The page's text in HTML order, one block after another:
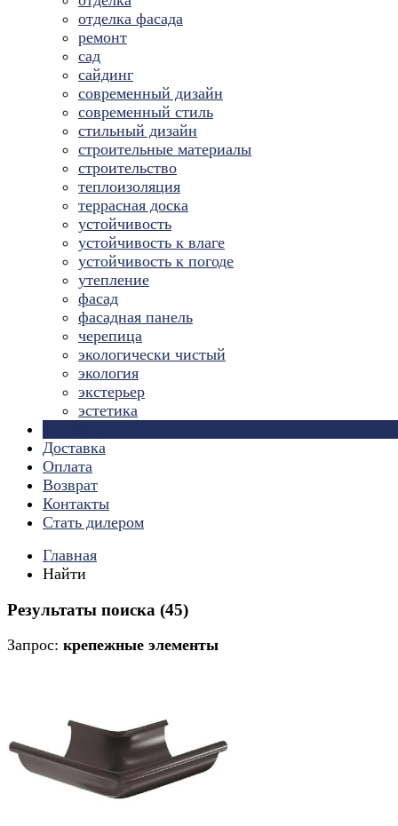
отделка фасада
ремонт
сад
сайдинг
современный дизайн
современный стиль
стильный дизайн
строительные материалы
строительство
теплоизоляция
террасная доска
устойчивость
устойчивость к влаге
устойчивость к погоде
утепление
фасад
фасадная панель
черепица
экологически чистый
экология
экстерьер
эстетика
Доставка
Оплата
Возврат
Контакты
Стать дилером
Главная
Найти
Результаты поиска (45)
Запрос: крепежные элементы